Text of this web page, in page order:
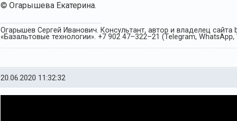
© Огарышева Екатерина.
Огарышев Сергей Иванович. Консультант, автор и владелец
«Базальтовые технологии». +7 902 47–322–21 (Telegram,
20.06.2020 11:32:32